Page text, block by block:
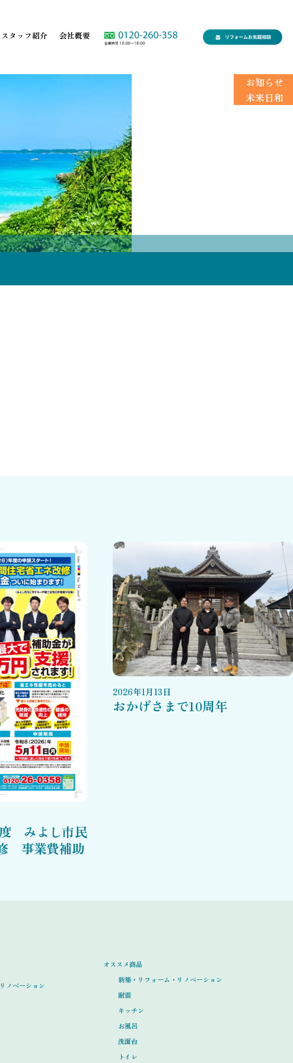
スタッフ紹介 会社概要
お知らせ
未来日和
度 みよし市民
事業費補助
2026年1月13日
おかげさまで10周年
ノベーション
オススメ商品
新築・リフォーム・リノベーション
耐震
キッチン
お風呂
洗面台
トイレ